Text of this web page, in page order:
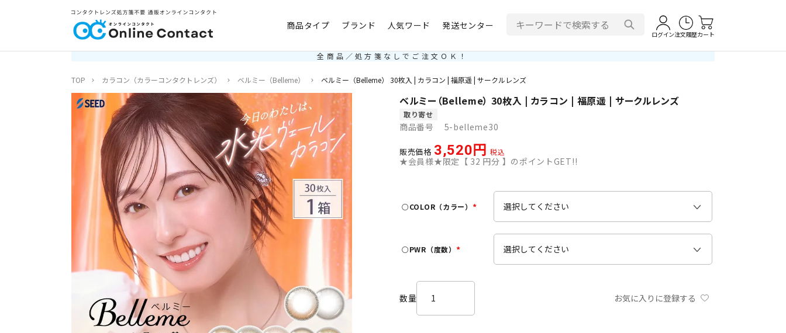
商品タイプ ブランド 人気ワード 発送センター
ログイン注文履歴カート
全商品／処方箋なしでご注文ＯＫ！
TOP カラコン（カラーコンタクトレンズ） ベルミー（Belleme） ベルミー（Belleme） 30枚入 | カラコン | 福原遥 | サークルレンズ
ベルミー（Belleme） 30枚入 | カラコン | 福原遥 | サークルレンズ
取り寄せ
商品番号 5-belleme30
販売価格 3,520 税込
★会員様★限定【 32 円分 】のポイントGET!!
○COLOR（カラー）
○PWR（度数）
須
お気に入りに登録する